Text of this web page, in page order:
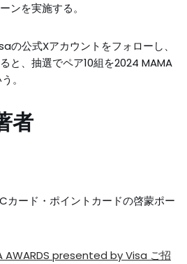
ンを実施する。
の公式Xアカウントをフォローし、
と、抽選でペア10組を2024 MAMA
。
者
カード・ポイントカードの啓蒙ポー
AWARDS presented by Visa ご招